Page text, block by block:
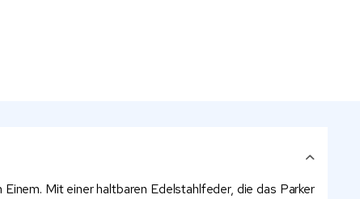
Mit einer haltbaren Edelstahlfeder, die das Parker